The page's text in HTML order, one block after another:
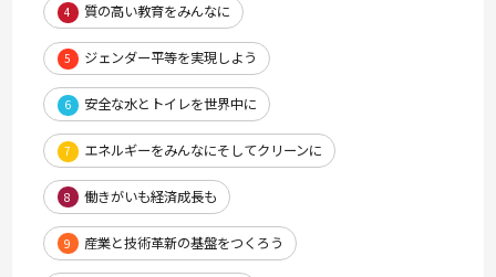
4 質の高い教育をみんなに
5 ジェンダー平等を実現しよう
6 安全な水とトイレを世界中に
7 エネルギーをみんなにそしてクリーンに
8 働きがいも経済成長も
9 産業と技術革新の基盤をつくろう